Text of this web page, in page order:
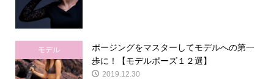
モデル
ポージングをマスターしてモデルへの第一
歩に！【モデルポーズ１２選】
2019.12.30